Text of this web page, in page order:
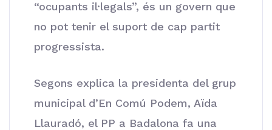
“ocupants il·legals”, és un govern que
no pot tenir el suport de cap partit
progressista.
Segons explica la presidenta del grup
municipal d’En Comú Podem, Aïda
Llauradó, el PP a Badalona fa una